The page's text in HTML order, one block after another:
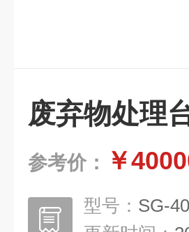
废弃物处理
参考价： ￥
型号： SG-